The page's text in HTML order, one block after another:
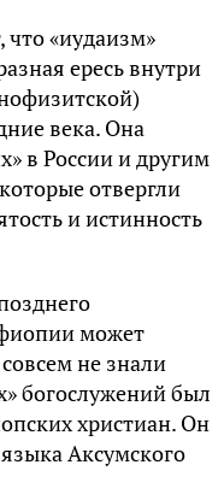
«иудаизм»
ересь внутри
века. Она
в России и другим
отвергли
и истинность
может
не знали
богослужений был
христиан. Он
Аксумского